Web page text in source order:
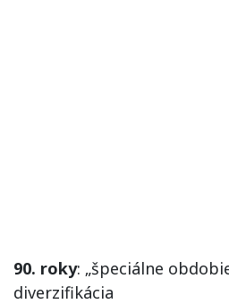
90. roky: „špeciálne
diverzifikácia